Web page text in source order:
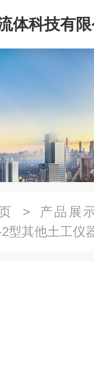
体科技有
> 产品展
型其他土工仪